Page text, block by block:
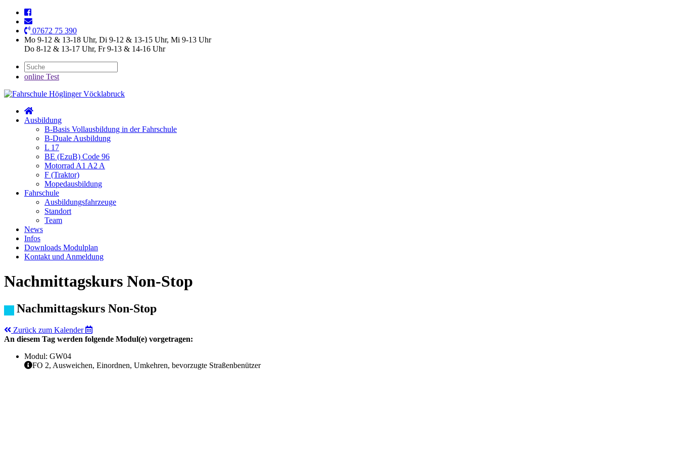
07672 75 390
Mo 9-12 & 13-18 Uhr, Di 9-12 & 13-15 Uhr, Mi 9-13 Uhr
Do 8-12 & 13-17 Uhr, Fr 9-13 & 14-16 Uhr
online Test
Ausbildung
B-Basis Vollausbildung in der Fahrschule
B-Duale Ausbildung
L 17
BE (EzuB) Code 96
Motorrad A1 A2 A
F (Traktor)
Mopedausbildung
Fahrschule
Ausbildungsfahrzeuge
Standort
Team
News
Infos
Downloads Modulplan
Kontakt und Anmeldung
Nachmittagskurs Non-Stop
Nachmittagskurs Non-Stop
Zurück zum Kalender
An diesem Tag werden folgende Modul(e) vorgetragen:
Modul: GW04
FO 2, Ausweichen, Einordnen, Umkehren, bevorzugte Straßenbenützer